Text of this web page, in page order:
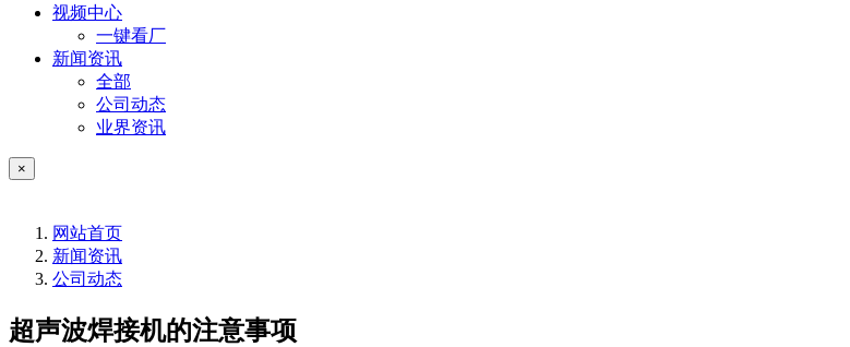
视频中心
一键看厂
新闻资讯
全部
公司动态
业界资讯
×
网站首页
新闻资讯
公司动态
超声波焊接机的注意事项